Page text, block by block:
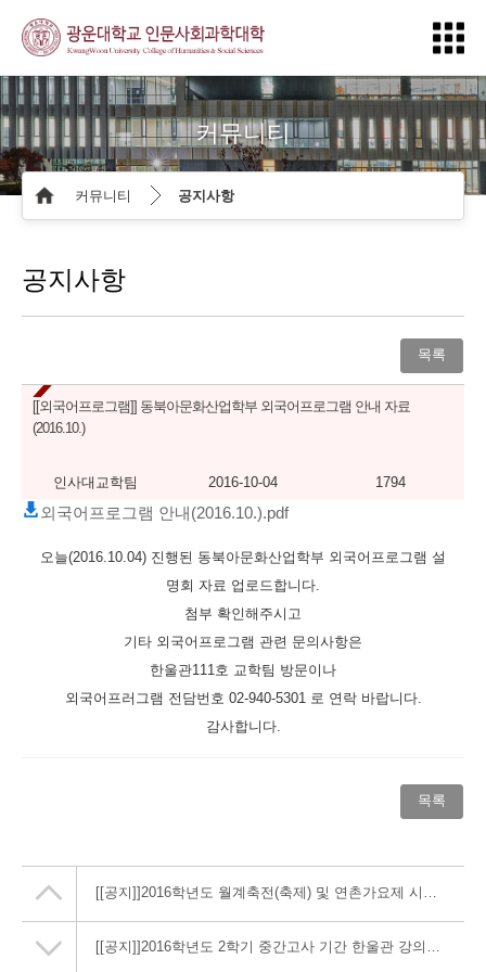
커뮤니티
커뮤니티 공지사항
공지사항
목록
[[외국어프로그램]] 동북아문화산업학부 외국어프로그램 안내 자료
(2016.10.)
인사대교학팀 2016-10-04 1794
외국어프로그램 안내(2016.10.).pdf
오늘(2016.10.04) 진행된 동북아문화산업학부 외국어프로그램 설
명회 자료 업로드합니다.
첨부 확인해주시고
기타 외국어프로그램 관련 문의사항은
한울관111호 교학팀 방문이나
외국어프러그램 전담번호 02-940-5301 로 연락 바랍니다.
감사합니다.
목록
[[공지]]2016학년도 월계축전(축제) 및 연촌가요제 시행 일정
[[공지]]2016학년도 2학기 중간고사 기간 한울관 강의실 개방 안내